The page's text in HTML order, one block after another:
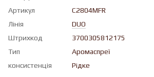
Артикул
C2804MFR
Лінія
DUO
Штрихкод
3700305812175
Тип
Аромаспреї
консистенція
Рiдке